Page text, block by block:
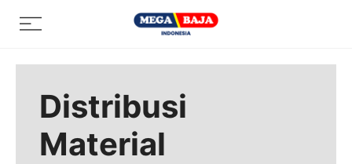
Menu
Distribusi
Material